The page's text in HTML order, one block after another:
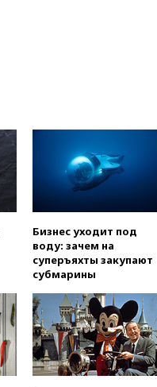
Бизнес уходит под
воду: зачем на
суперъяхты закупают
субмарины